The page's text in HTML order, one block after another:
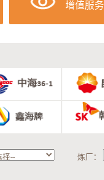
增值服务
炼厂：